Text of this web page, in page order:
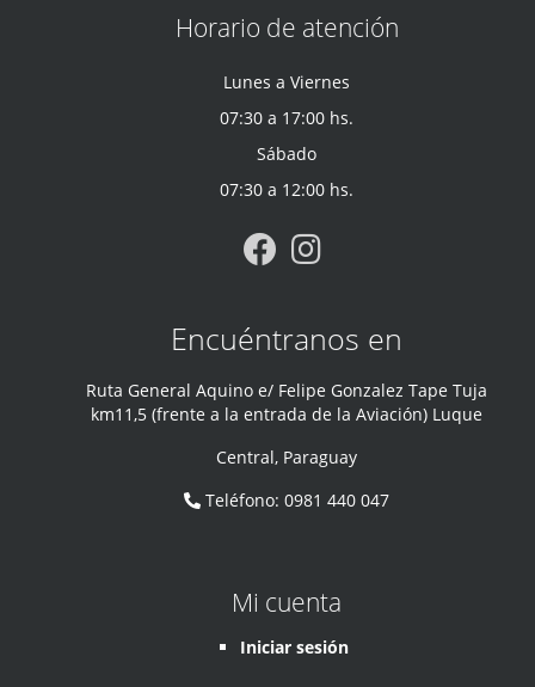
Horario de atención
Lunes a Viernes
07:30 a 17:00 hs.
Sábado
07:30 a 12:00 hs.
Encuéntranos en
Ruta General Aquino e/ Felipe Gonzalez Tape Tuja
km11,5 (frente a la entrada de la Aviación) Luque
Central, Paraguay
Teléfono:0981 440 047
Mi cuenta
Iniciar sesión